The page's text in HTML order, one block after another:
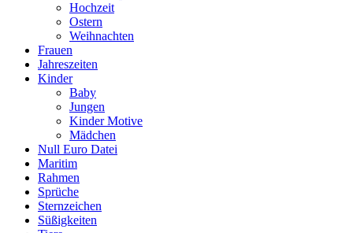
Hochzeit
Ostern
Weihnachten
Frauen
Jahreszeiten
Kinder
Baby
Jungen
Kinder Motive
Mädchen
Null Euro Datei
Maritim
Rahmen
Sprüche
Sternzeichen
Süßigkeiten